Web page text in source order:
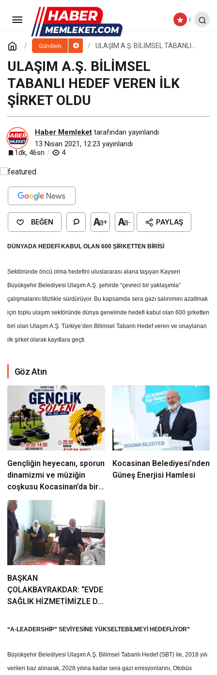
Gündem
ULAŞIM A.Ş. BİLİMSEL TABANLI
ULAŞIM A.Ş. BİLİMSEL
TABANLI HEDEF VEREN İLK
ŞİRKET OLDU
Haber Memleket tarafından yayınlandı
13 Nisan 2021, 12:23 yayınlandı
1dk, 46sn
4
BEĞEN + - PAYLAŞ
DÜNYADA HEDEFİ KABUL OLAN 600 ŞİRKETTEN BİRİSİ
Sektöründe öncü olma hedefini uluslararası alana taşıyan Kayseri
Büyükşehir Belediyesi Ulaşım A.Ş. şehirde “çevreci bir yaklaşımla”
çalışmalarını titizlikle sürdürüyor. Bu kapsamda sera gazı salınımını azaltmak
için toplu ulaşım sektöründe dünya genelinde hedefi kabul olan 600 şirketten
biri olan Ulaşım A.Ş. Türkiye’den Bilimsel Tabanlı Hedef veren ve onaylanan
ilk şirket olarak kayıtlara geçti.
Göz Atın
Gençliğin heyecanı, sporun
dinamizmi ve müziğin
coşkusu Kocasinan’da bir
araya geliyor!
Kocasinan Belediyesi’nden
Güneş Enerjisi Hamlesi
BAŞKAN
ÇOLAKBAYRAKDAR: “EVDE
SAĞLIK HİZMETİMİZLE DE
DOKUNUYORUZ”
“A-LEADERSHİP” SEVİYESİNE YÜKSELTEBİLMEYİ HEDEFLİYOR”
Büyükşehir Belediyesi Ulaşım A.Ş. Bilimsel Tabanlı Hedef (SBT) ile, 2018 yılı
verileri baz alınarak, 2028 yılına kadar sera gazı emisyonlarını, Otobüs
KAYSERİ, LİBYA’NIN MİSURATA
VE AZERBAYCAN’IN ŞUŞA ŞEHRİ İLE
“KARDEŞ ŞEHİR” OLDU
Yorum Yap